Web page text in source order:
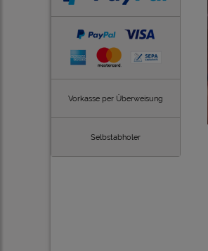
Vorkasse per Überweisung
Selbstabholer